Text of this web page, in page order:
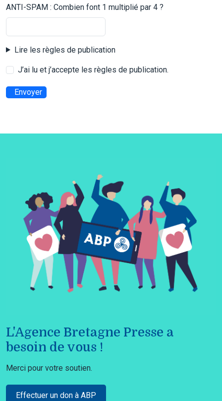
ANTI-SPAM : Combien font 1 multiplié par 4 ?
Lire les règles de publication
J’ai lu et j’accepte les règles de publication.
Envoyer
L'Agence Bretagne Presse a
besoin de vous !
Merci pour votre soutien.
Effectuer un don à ABP